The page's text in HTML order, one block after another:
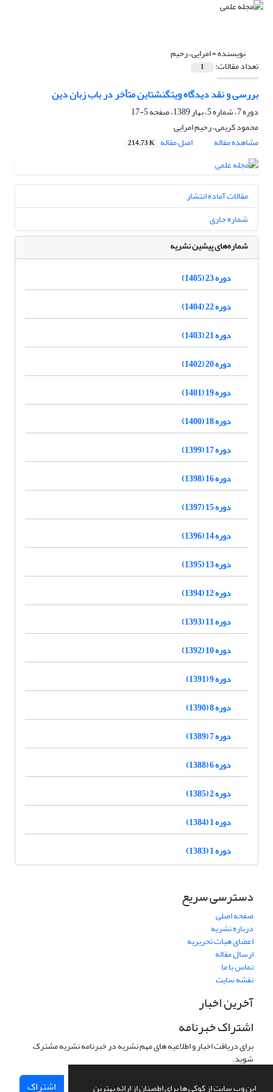
این وب سایت از کوکی ها برای اطمینان از ارائه بهترین
نویسنده =امرایی، رحیم
تعداد مقالات: 1
بررسی و نقد دیدگاه ویتگنشتاین متأخر در باب زبان دین
دوره 7، شماره 5، بهار 1389، صفحه
5-17
محمود کریمی، رحیم امرایی
مشاهده مقاله
اصل مقاله 214.73 K
مقالات آماده انتشار
شماره جاری
شماره‌های پیشین نشریه
دوره 23 (1405)
دوره 22 (1404)
دوره 21 (1403)
دوره 20 (1402)
دوره 19 (1401)
دوره 18 (1400)
دوره 17 (1399)
دوره 16 (1398)
دوره 15 (1397)
دوره 14 (1396)
دوره 13 (1395)
دوره 12 (1394)
دوره 11 (1393)
دوره 10 (1392)
دوره 9 (1391)
دوره 8 (1390)
دوره 7 (1389)
دوره 6 (1388)
دوره 2 (1385)
دوره 1 (1384)
دوره 1 (1383)
دسترسی سریع
صفحه اصلی
درباره نشریه
اعضای هیات تحریریه
ارسال مقاله
تماس با ما
نقشه سایت
آخرین اخبار
اشتراک خبرنامه
برای دریافت اخبار و اطلاعیه های مهم نشریه در خبرنامه نشریه مشترک
شوید.
اشتراک